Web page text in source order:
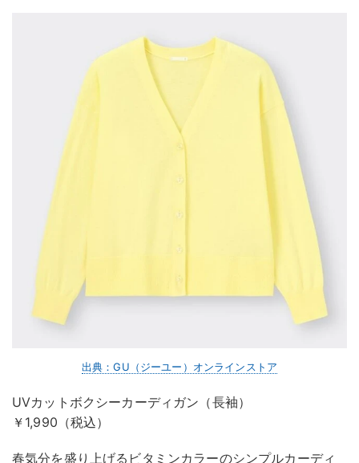
出典：GU（ジーユー）オンラインストア
UVカットボクシーカーディガン（長袖）
￥1,990（税込）
春気分を盛り上げるビタミンカラーのシンプルカーディ